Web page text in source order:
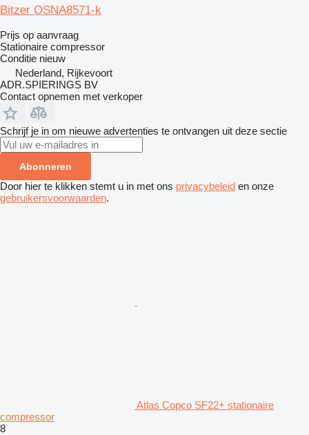
Bitzer OSNA8571-k
Prijs op aanvraag
Stationaire compressor
Conditie nieuw
Nederland, Rijkevoort
ADR.SPIERINGS BV
Contact opnemen met verkoper
Schrijf je in om nieuwe advertenties te ontvangen uit deze sectie
Abonneren
Door hier te klikken stemt u in met ons privacybeleid en onze
gebruikersvoorwaarden.
Atlas Copco SF22+ stationaire
compressor
8